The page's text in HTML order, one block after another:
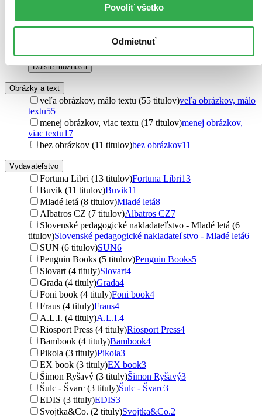
Povoliť všetko
Odmietnuť
Danica Pauličková (2 tituly)Danica Pauličková
Dana Hlavatá (2 tituly)Dana Hlavatá2
Marie Tichá (2 tituly)Marie Tichá
Miroslav Kapusta (2 tituly)Miroslav Kapusta2
Ďalšie možnosti
Obrázky a text
veľa obrázkov, málo textu (55 titulov)veľa obrázkov, málo
textu55
menej obrázkov, viac textu (17 titulov)menej obrázkov,
viac textu17
bez obrázkov (11 titulov)bez obrázkov11
Vydavateľstvo
Fortuna Libri (13 titulov)Fortuna Libri13
Buvik (11 titulov)Buvik11
Mladé letá (8 titulov)Mladé letá8
Albatros CZ (7 titulov)Albatros CZ7
Slovenské pedagogické nakladateľstvo - Mladé letá (6
titulov)Slovenské pedagogické nakladateľstvo - Mladé letá6
SUN (6 titulov)SUN6
Penguin Books (5 titulov)Penguin Books5
Slovart (4 tituly)Slovart4
Grada (4 tituly)Grada4
Foni book (4 tituly)Foni book4
Fraus (4 tituly)Fraus4
A.L.I. (4 tituly)A.L.I.4
Riosport Press (4 tituly)Riosport Press4
Bambook (4 tituly)Bambook4
Pikola (3 tituly)Pikola3
EX book (3 tituly)EX book3
Šimon Ryšavý (3 tituly)Šimon Ryšavý3
Šulc - Švarc (3 tituly)Šulc - Švarc3
EDIS (3 tituly)EDIS3
Svojtka&Co. (2 tituly)Svojtka&Co.2